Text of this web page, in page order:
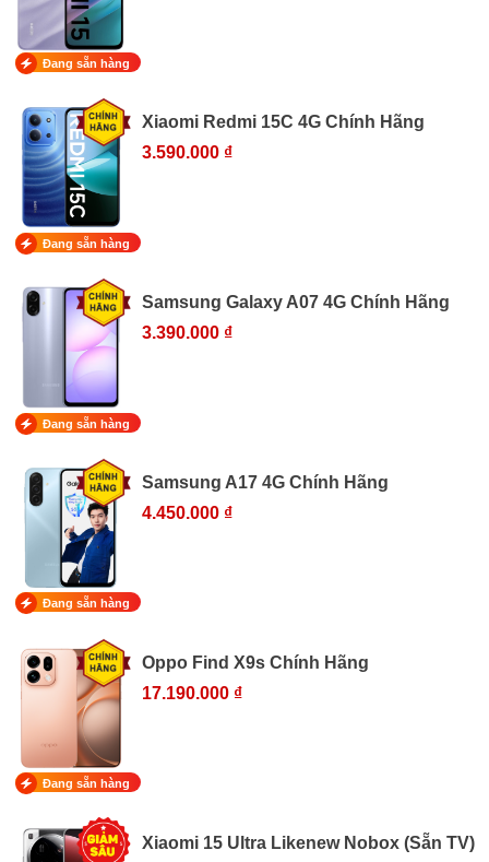
Đang sẵn hàng
Xiaomi Redmi 15C 4G Chính Hãng
3.590.000 ₫
Đang sẵn hàng
Samsung Galaxy A07 4G Chính Hãng
3.390.000 ₫
Đang sẵn hàng
Samsung A17 4G Chính Hãng
4.450.000 ₫
Đang sẵn hàng
Oppo Find X9s Chính Hãng
17.190.000 ₫
Đang sẵn hàng
Xiaomi 15 Ultra Likenew Nobox (Sẵn TV)